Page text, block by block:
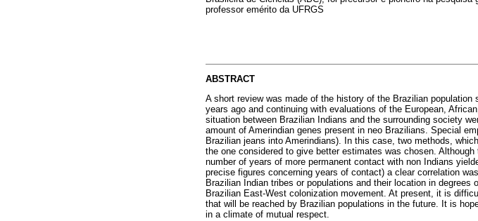
professor emérito da UFRGS
ABSTRACT
A short review was made of the history of the Brazilian
years ago and continuing with evaluations of the European,
situation between Brazilian Indians and the surrounding society
amount of Amerindian genes present in neo Brazilians. Special
Brazilian jeans into Amerindians). In this case, two methods,
the one considered to give better estimates was chosen.
number of years of more permanent contact with non Indians
precise figures concerning years of contact) a clear correlation
Brazilian Indian tribes or populations and their location in
Brazilian East-West colonization movement. At present, it is
that will be reached by Brazilian populations in the future. It is
in a climate of mutual respect.